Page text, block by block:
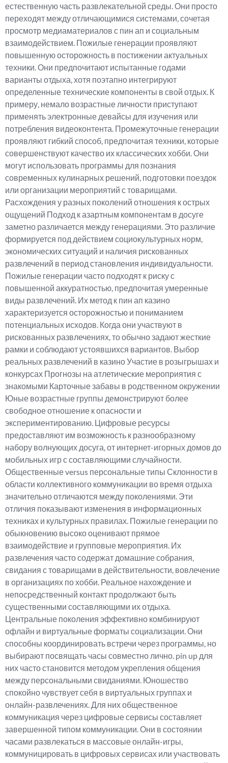
естественную часть развлекательной среды. Они просто
переходят между отличающимися системами, сочетая
просмотр медиаматериалов с пин ап и социальным
взаимодействием. Пожилые генерации проявляют
повышенную осторожность в постижении актуальных
техники. Они предпочитают испытанные годами
варианты отдыха, хотя поэтапно интегрируют
определенные технические компоненты в свой отдых. К
примеру, немало возрастные личности приступают
применять электронные девайсы для изучения или
потребления видеоконтента. Промежуточные генерации
проявляют гибкий способ, предпочитая техники, которые
совершенствуют качество их классических хобби. Они
могут использовать программы для познания
современных кулинарных решений, подготовки поездок
или организации мероприятий с товарищами.
Расхождения у разных поколений отношения к острых
ощущений Подход к азартным компонентам в досуге
заметно различается между генерациями. Это различие
формируется под действием социокультурных норм,
экономических ситуаций и наличия рискованных
развлечений в период становления индивидуальности.
Пожилые генерации часто подходят к риску с
повышенной аккуратностью, предпочитая умеренные
виды развлечений. Их метод к пин ап казино
характеризуется осторожностью и пониманием
потенциальных исходов. Когда они участвуют в
рискованных развлечениях, то обычно задают жесткие
рамки и соблюдают устоявшихся вариантов. Выбор
реальных развлечений в казино Участие в розыгрышах и
конкурсах Прогнозы на атлетические мероприятия с
знакомыми Карточные забавы в родственном окружении
Юные возрастные группы демонстрируют более
свободное отношение к опасности и
экспериментированию. Цифровые ресурсы
предоставляют им возможность к разнообразному
набору волнующих досуга, от интернет-игорных домов до
мобильных игр с составляющими случайности.
Общественные versus персональные типы Склонности в
области коллективного коммуникации во время отдыха
значительно отличаются между поколениями. Эти
отличия показывают изменения в информационных
техниках и культурных правилах. Пожилые генерации по
обыкновению высоко оценивают прямое
взаимодействие и групповые мероприятия. Их
развлечения часто содержат домашние собрания,
свидания с товарищами в действительности, вовлечение
в организациях по хобби. Реальное нахождение и
непосредственный контакт продолжают быть
существенными составляющими их отдыха.
Центральные поколения эффективно комбинируют
офлайн и виртуальные форматы социализации. Они
способны координировать встречи через программы, но
выбирают посвящать часы совместно лично. pin up для
них часто становится методом укрепления общения
между персональными свиданиями. Юношество
спокойно чувствует себя в виртуальных группах и
онлайн-развлечениях. Для них общественное
коммуникация через цифровые сервисы составляет
завершенной типом коммуникации. Они в состоянии
часами развлекаться в массовые онлайн-игры,
коммуницировать в цифровых сервисах или участвовать